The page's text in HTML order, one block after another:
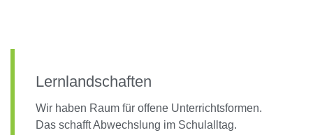
Lernlandschaften
Wir haben Raum für offene Unterrichtsformen.
Das schafft Abwechslung im Schulalltag.